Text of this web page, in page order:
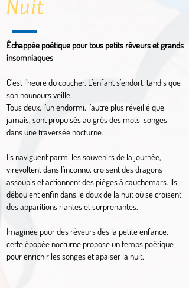
Nuit
​​Échappée poétique pour tous petits rêveurs et grands
insomniaques​
C’est l’heure du coucher. L’enfant s’endort, tandis que
son nounours veille.
Tous deux, l’un endormi, l’autre plus réveillé que
jamais, sont propulsés au grés des mots-songes
dans une traversée nocturne.
Ils naviguent parmi les souvenirs de la journée,
virevoltent dans l’inconnu, croisent des dragons
assoupis et actionnent des pièges à cauchemars. Ils
déboulent enfin dans le doux de la nuit où se croisent
des apparitions riantes et surprenantes.
Imaginée pour des rêveurs dès la petite enfance,
cette épopée nocturne propose un temps poétique
pour enrichir les songes et apaiser la nuit.